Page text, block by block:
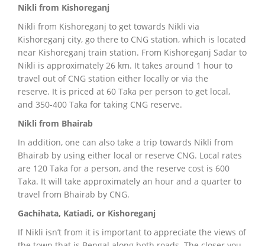
Nikli from Kishoreganj
Nikli from Kishoreganj to get towards Nikli via
Kishoreganj city, go there to CNG station, which is located
near Kishoreganj train station. From Kishoreganj Sadar to
Nikli is approximately 26 km. It takes around 1 hour to
travel out of CNG station either locally or via the
reserve. It is priced at 60 Taka per person to get local,
and 350-400 Taka for taking CNG reserve.
Nikli from Bhairab
In addition, one can also take a trip towards Nikli from
Bhairab by using either local or reserve CNG. Local rates
are 120 Taka for a person, and the reserve cost is 600
Taka. It will take approximately an hour and a quarter to
travel from Bhairab by CNG.
Gachihata, Katiadi, or Kishoreganj
If Nikli isn’t from it is important to appreciate the views of